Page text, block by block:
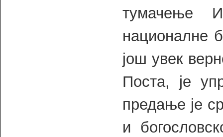
тумачење
националне
још увек
Поста, је
предање је
и